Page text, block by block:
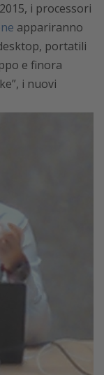
i processori
appariranno
portatili
e finora
i nuovi